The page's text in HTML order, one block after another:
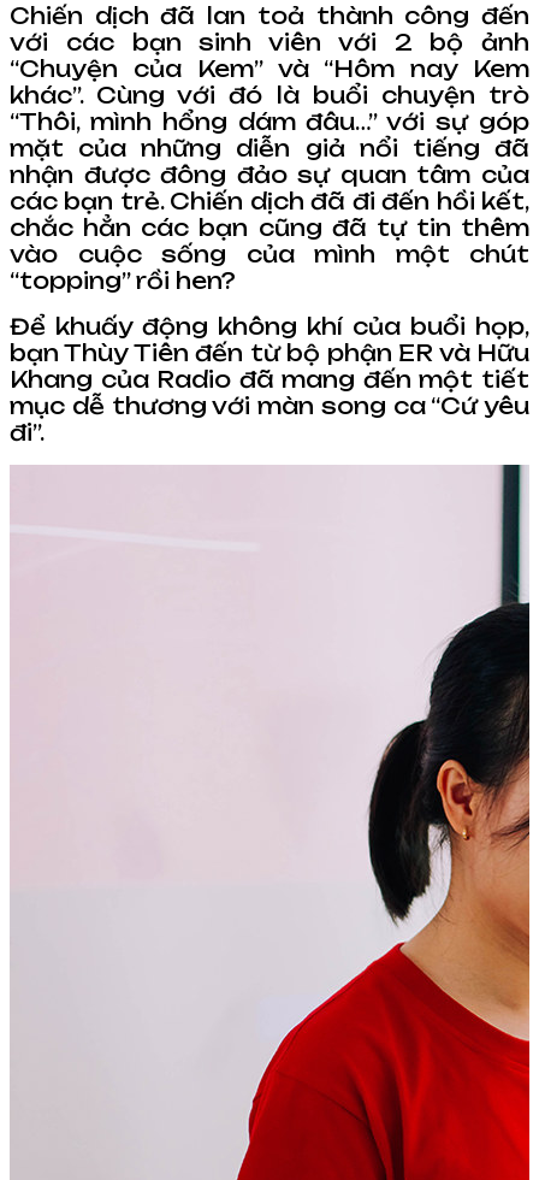
Chiến dịch đã lan toả thành công đến
với các bạn sinh viên với 2 bộ ảnh
“Chuyện của Kem” và “Hôm nay Kem
khác”. Cùng với đó là buổi chuyện trò
“Thôi, mình hổng dám đâu…” với sự góp
mặt của những diễn giả nổi tiếng đã
nhận được đông đảo sự quan tâm của
các bạn trẻ. Chiến dịch đã đi đến hồi kết,
chắc hẳn các bạn cũng đã tự tin thêm
vào cuộc sống của mình một chút
“topping” rồi hen?
Để khuấy động không khí của buổi họp,
bạn Thùy Tiên đến từ bộ phận ER và Hữu
Khang của Radio đã mang đến một tiết
mục dễ thương với màn song ca “Cứ yêu
đi”.